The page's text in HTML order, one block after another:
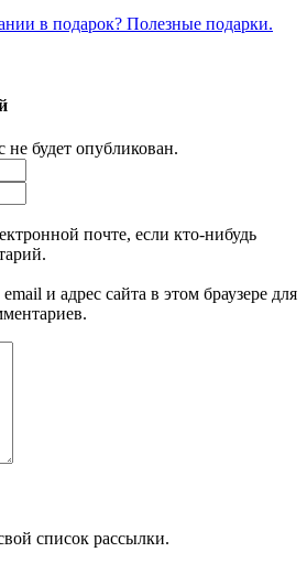
будет опубликован.
почте, если кто-нибудь
и адрес сайта в этом браузере для
список рассылки.